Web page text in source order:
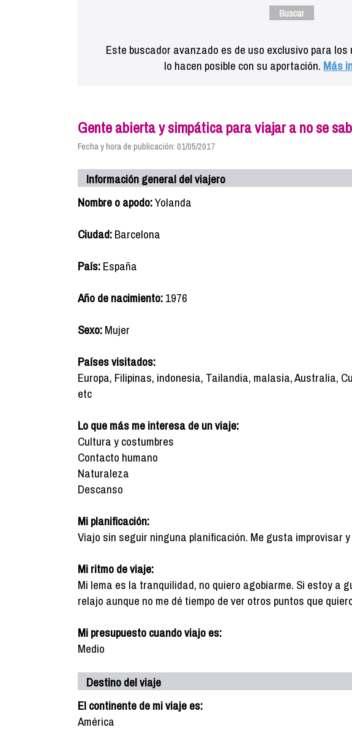
Este buscador avanzado es de uso exclusivo para
lo hacen posible con su aportación. Más
Gente abierta y simpática para viajar a no se
Fecha y hora de publicación: 01/05/2017
Información general del viajero
Nombre o apodo:Yolanda
Ciudad:Barcelona
País:España
Año de nacimiento:1976
Sexo:Mujer
Países visitados:
Europa, Filipinas, indonesia, Tailandia, malasia, Australia,
etc
Lo que más me interesa de un viaje:
Cultura y costumbres
Contacto humano
Naturaleza
Descanso
Mi planificación:
Viajo sin seguir ninguna planificación. Me gusta improvisar
Mi ritmo de viaje:
Mi lema es la tranquilidad, no quiero agobiarme. Si estoy a
relajo aunque no me dé tiempo de ver otros puntos que
Mi presupuesto cuando viajo es:
Medio
Destino del viaje
El continente de mi viaje es:
América